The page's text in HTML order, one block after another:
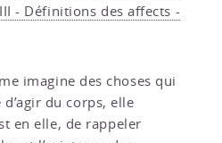
- Définitions des affects -
imagine des choses qui
du corps, elle
en elle, de rappeler